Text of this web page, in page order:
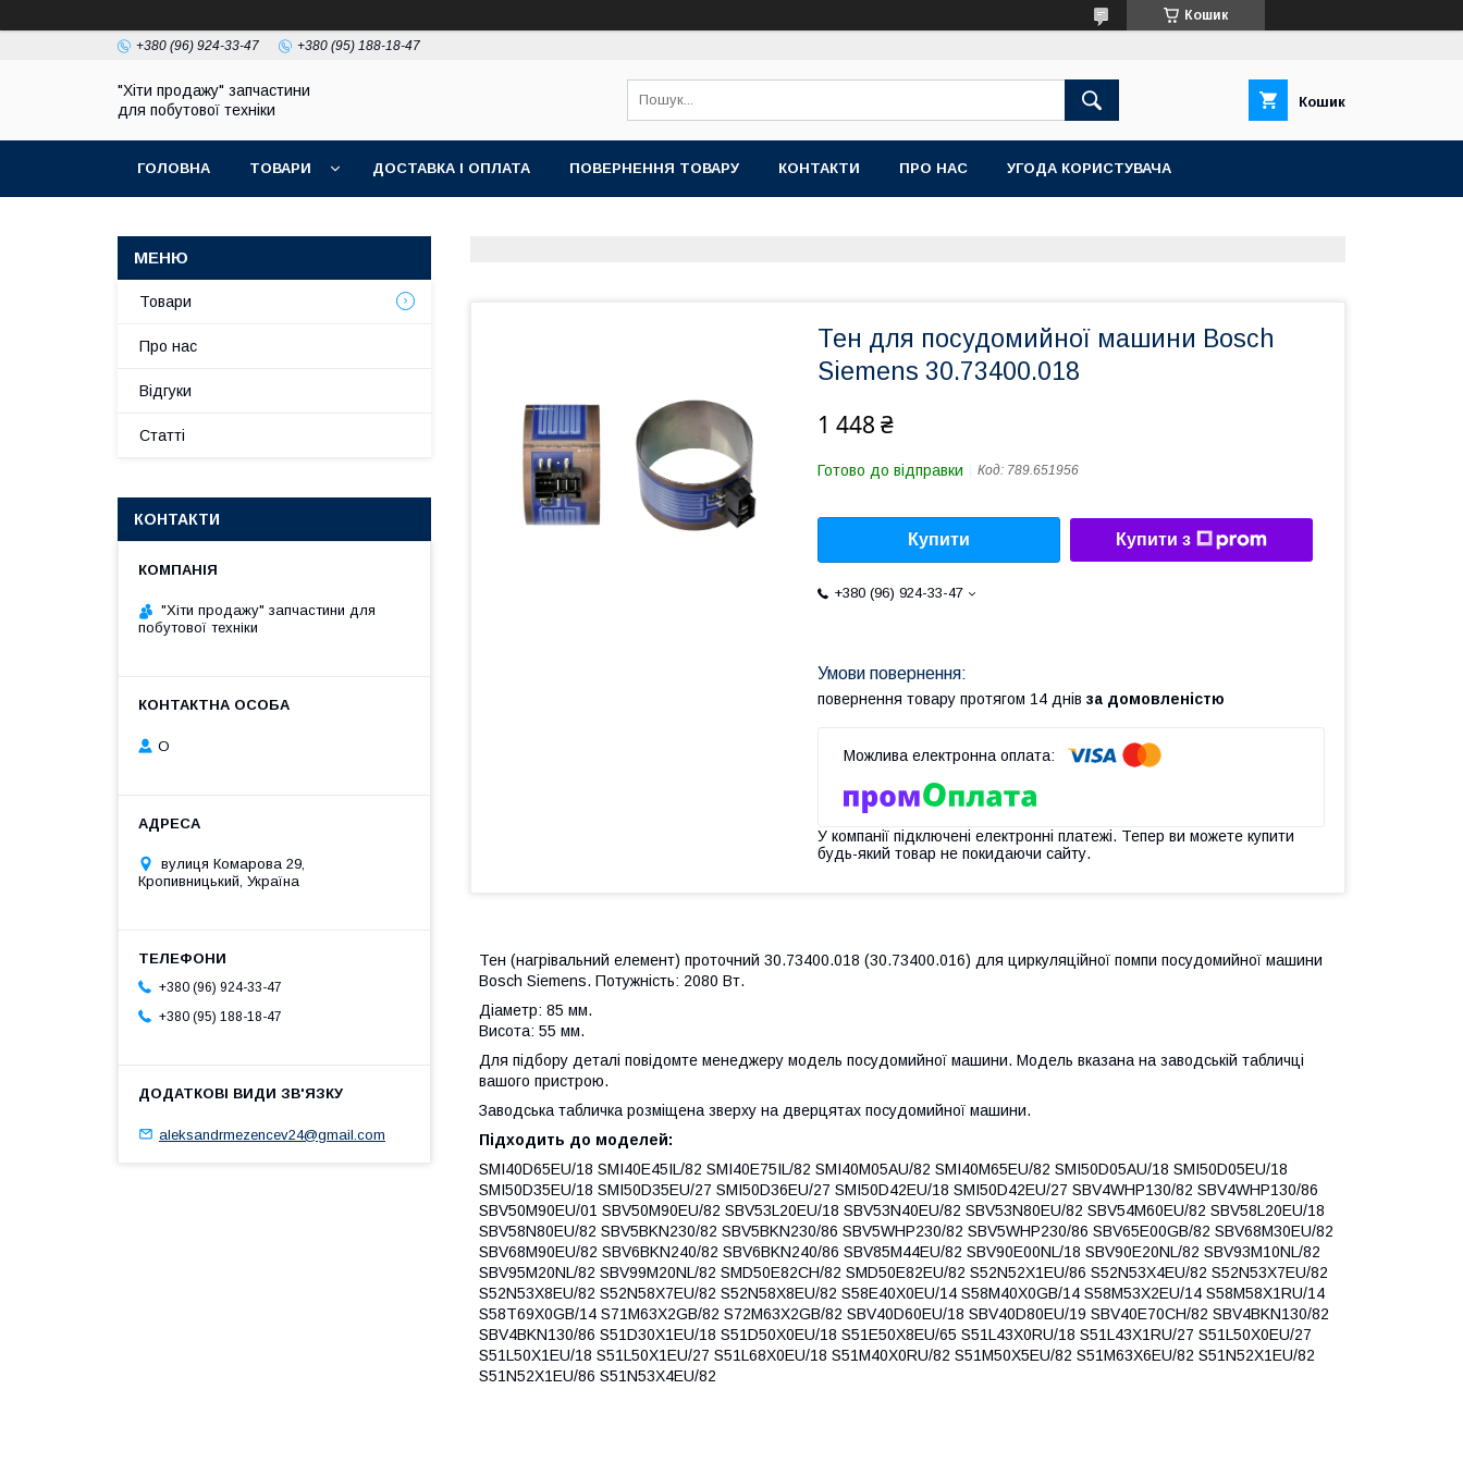
Кошик
+380 (96) 924-33-47 +380 (95) 188-18-47
"Хіти продажу" запчастини
для побутової техніки
Кошик
ГОЛОВНА ТОВАРИ ДОСТАВКА І ОПЛАТА ПОВЕРНЕННЯ ТОВАРУ КОНТАКТИ ПРО НАС УГОДА КОРИСТУВАЧА
Тен для посудомийної машини Bosch
Siemens 30.73400.018
1 448 ₴
Готово до відправки Код: 789.651956
Купити Купити з
+380 (96) 924-33-47
повернення товару протягом 14 днів за домовленістю
У компанії підключені електронні платежі. Тепер ви можете купити
будь-який товар не покидаючи сайту.
Тен (нагрівальний елемент) проточний 30.73400.018 (30.73400.016) для циркуляційної помпи посудомийної машини
Bosch Siemens. Потужність: 2080 Вт.
Діаметр: 85 мм.
Висота: 55 мм.
Для підбору деталі повідомте менеджеру модель посудомийної машини. Модель вказана на заводській табличці
вашого пристрою.
Заводська табличка розміщена зверху на дверцятах посудомийної машини.
Підходить до моделей:
SMI40D65EU/18 SMI40E45IL/82 SMI40E75IL/82 SMI40M05AU/82 SMI40M65EU/82 SMI50D05AU/18 SMI50D05EU/18
SMI50D35EU/18 SMI50D35EU/27 SMI50D36EU/27 SMI50D42EU/18 SMI50D42EU/27 SBV4WHP130/82 SBV4WHP130/86
SBV50M90EU/01 SBV50M90EU/82 SBV53L20EU/18 SBV53N40EU/82 SBV53N80EU/82 SBV54M60EU/82 SBV58L20EU/18
SBV58N80EU/82 SBV5BKN230/82 SBV5BKN230/86 SBV5WHP230/82 SBV5WHP230/86 SBV65E00GB/82 SBV68M30EU/82
SBV68M90EU/82 SBV6BKN240/82 SBV6BKN240/86 SBV85M44EU/82 SBV90E00NL/18 SBV90E20NL/82 SBV93M10NL/82
SBV95M20NL/82 SBV99M20NL/82 SMD50E82CH/82 SMD50E82EU/82 S52N52X1EU/86 S52N53X4EU/82 S52N53X7EU/82
S52N53X8EU/82 S52N58X7EU/82 S52N58X8EU/82 S58E40X0EU/14 S58M40X0GB/14 S58M53X2EU/14 S58M58X1RU/14
S58T69X0GB/14 S71M63X2GB/82 S72M63X2GB/82 SBV40D60EU/18 SBV40D80EU/19 SBV40E70CH/82 SBV4BKN130/82
SBV4BKN130/86 S51D30X1EU/18 S51D50X0EU/18 S51E50X8EU/65 S51L43X0RU/18 S51L43X1RU/27 S51L50X0EU/27
S51L50X1EU/18 S51L50X1EU/27 S51L68X0EU/18 S51M40X0RU/82 S51M50X5EU/82 S51M63X6EU/82 S51N52X1EU/82
S51N52X1EU/86 S51N53X4EU/82
Товари
Про нас
Відгуки
Статті
КОНТАКТИ
"Хіти продажу" запчастини для
побутової техніки
О
вулиця Комарова 29,
Кропивницький, Україна
+380 (96) 924-33-47
+380 (95) 188-18-47
aleksandrmezencev24@gmail.com